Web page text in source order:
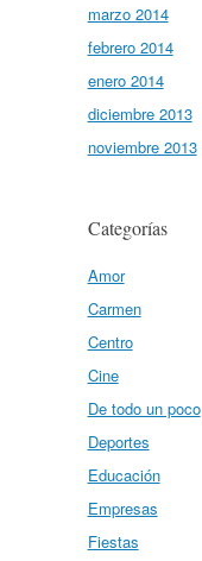
marzo 2014
febrero 2014
enero 2014
diciembre 2013
noviembre 2013
Categorías
Amor
Carmen
Centro
Cine
De todo un poco
Deportes
Educación
Empresas
Fiestas